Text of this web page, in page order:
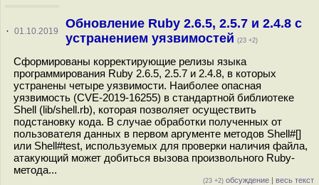
· 01.10.2019
Обновление Ruby 2.6.5, 2.5.7 и 2.4.8 с
устранением уязвимостей (23 +2)
Сформированы корректирующие релизы языка
программирования Ruby 2.6.5, 2.5.7 и 2.4.8, в которых
устранены четыре уязвимости. Наиболее опасная
уязвимость (CVE-2019-16255) в стандартной библиотеке
Shell (lib/shell.rb), которая позволяет осуществить
подстановку кода. В случае обработки полученных от
пользователя данных в первом аргументе методов Shell#[]
или Shell#test, используемых для проверки наличия файла,
атакующий может добиться вызова произвольного Ruby-
метода...
(23 +2) обсуждение | весь текст